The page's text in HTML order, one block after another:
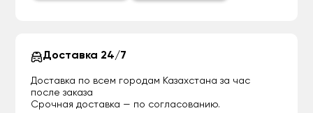
Доставка 24/7
Доставка по всем городам Казахстана за час
после заказа
Срочная доставка — по согласованию.